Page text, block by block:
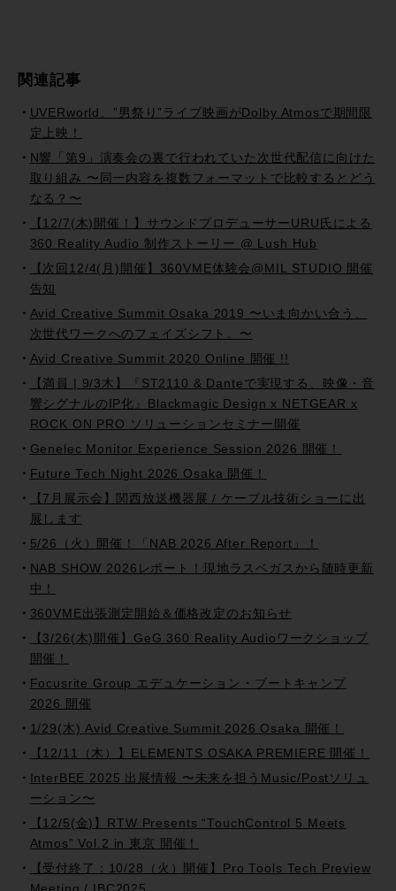
関連記事
UVERworld、”男祭り”ライブ映画がDolby Atmosで期間限
定上映！
N響「第9」演奏会の裏で行われていた次世代配信に向けた
取り組み 〜同一内容を複数フォーマットで比較するとどう
なる？〜
【12/7(木)開催！】サウンドプロデューサーURU氏による
360 Reality Audio 制作ストーリー @ Lush Hub
【次回12/4(月)開催】360VME体験会@MIL STUDIO 開催
告知
Avid Creative Summit Osaka 2019 〜いま向かい合う、
次世代ワークへのフェイズシフト。〜
Avid Creative Summit 2020 Online 開催 !!
【満員 | 9/3木】『ST2110 & Danteで実現する、映像・音
響シグナルのIP化』Blackmagic Design x NETGEAR x
ROCK ON PRO ソリューションセミナー開催
Genelec Monitor Experience Session 2026 開催！
Future Tech Night 2026 Osaka 開催！
【7月展示会】関西放送機器展 / ケーブル技術ショーに出
展します
5/26（火）開催！「NAB 2026 After Report」！
NAB SHOW 2026レポート！現地ラスベガスから随時更新
中！
360VME出張測定開始＆価格改定のお知らせ
【3/26(木)開催】GeG 360 Reality Audioワークショップ
開催！
Focusrite Group エデュケーション・ブートキャンプ
2026 開催
1/29(木) Avid Creative Summit 2026 Osaka 開催！
【12/11（木）】ELEMENTS OSAKA PREMIERE 開催！
InterBEE 2025 出展情報 〜未来を担うMusic/Postソリュ
ーション〜
【12/5(金)】RTW Presents “TouchControl 5 Meets
Atmos” Vol.2 in 東京 開催！
【受付終了：10/28（火）開催】Pro Tools Tech Preview
Meeting / IBC2025